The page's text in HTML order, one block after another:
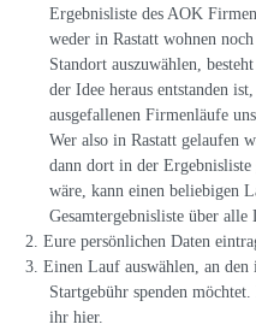
Ergebnisliste des AOK
weder in Rastatt wohnen
Standort auszuwählen,
der Idee heraus entstanden
ausgefallenen Firmenläufe
Wer also in Rastatt gelaufen
dann dort in der
wäre, kann einen beliebigen
Gesamtergebnisliste über alle
Eure persönlichen Daten
Einen Lauf auswählen, an
Startgebühr spenden
ihr hier.